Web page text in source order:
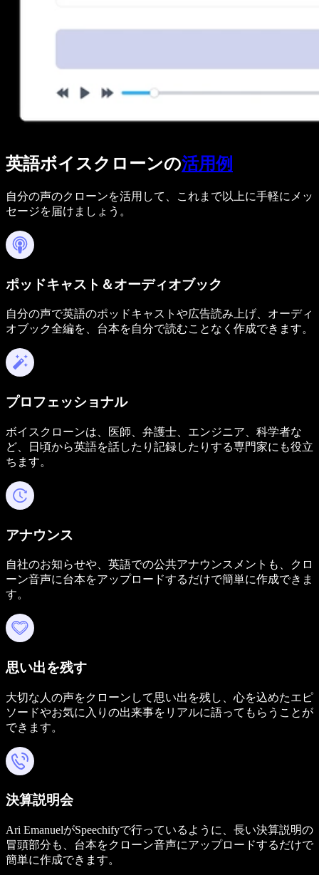
英語ボイスクローンの活用例
自分の声のクローンを活用して、これまで以上に手軽にメッ
セージを届けましょう。
ポッドキャスト＆オーディオブック
自分の声で英語のポッドキャストや広告読み上げ、オーディ
オブック全編を、台本を自分で読むことなく作成できます。
プロフェッショナル
ボイスクローンは、医師、弁護士、エンジニア、科学者な
ど、日頃から英語を話したり記録したりする専門家にも役立
ちます。
アナウンス
自社のお知らせや、英語での公共アナウンスメントも、クロ
ーン音声に台本をアップロードするだけで簡単に作成できま
す。
思い出を残す
大切な人の声をクローンして思い出を残し、心を込めたエピ
ソードやお気に入りの出来事をリアルに語ってもらうことが
できます。
決算説明会
Ari EmanuelがSpeechifyで行っているように、長い決算説明の
冒頭部分も、台本をクローン音声にアップロードするだけで
簡単に作成できます。